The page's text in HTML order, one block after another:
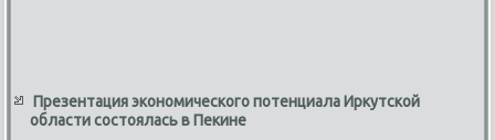
Презентация экономического потенциала Иркутской
области состоялась в Пекине